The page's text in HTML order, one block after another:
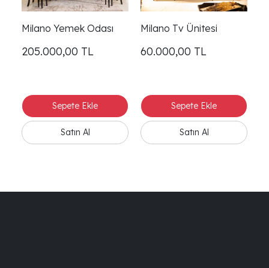
Milano Yemek Odası
205.000,00 TL
Milano Tv Ünitesi
60.000,00 TL